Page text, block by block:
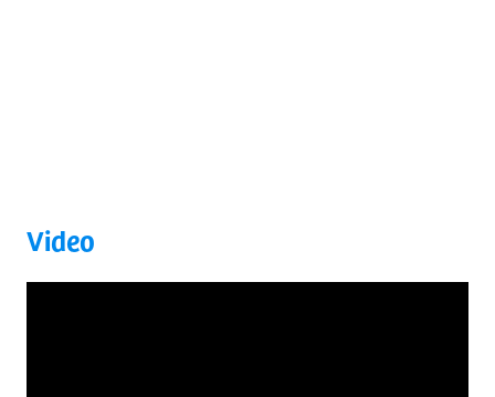
Video